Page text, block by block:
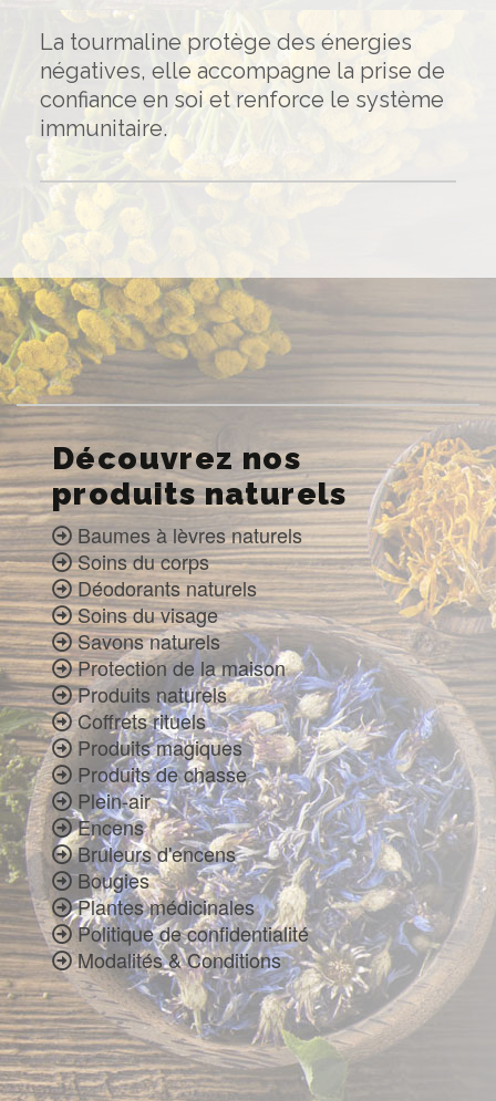
La tourmaline protège des énergies
négatives, elle accompagne la prise de
confiance en soi et renforce le système
immunitaire.
Découvrez nos
produits naturels
Baumes à lèvres naturels
Soins du corps
Déodorants naturels
Soins du visage
Savons naturels
Protection de la maison
Produits naturels
Coffrets rituels
Produits magiques
Produits de chasse
Plein-air
Encens
Bruleurs d'encens
Bougies
Plantes médicinales
Politique de confidentialité
Modalités & Conditions